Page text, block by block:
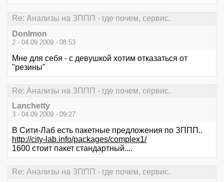
Re: Анализы на ЗППП - где почем, сервис.
DonImon
2 - 04.09.2009 - 08:53
Мне для себя - с девушкой хотим отказаться от
"резины"
Re: Анализы на ЗППП - где почем, сервис.
Lanchetty
3 - 04.09.2009 - 09:27
В Сити-Лаб есть пакетные предложения по ЗППП..
http://city-lab.info/packages/complex1/
1600 стоит пакет стандартный....
Re: Анализы на ЗППП - где почем, сервис.